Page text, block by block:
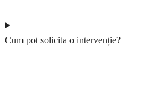
Cum pot solicita o intervenție?